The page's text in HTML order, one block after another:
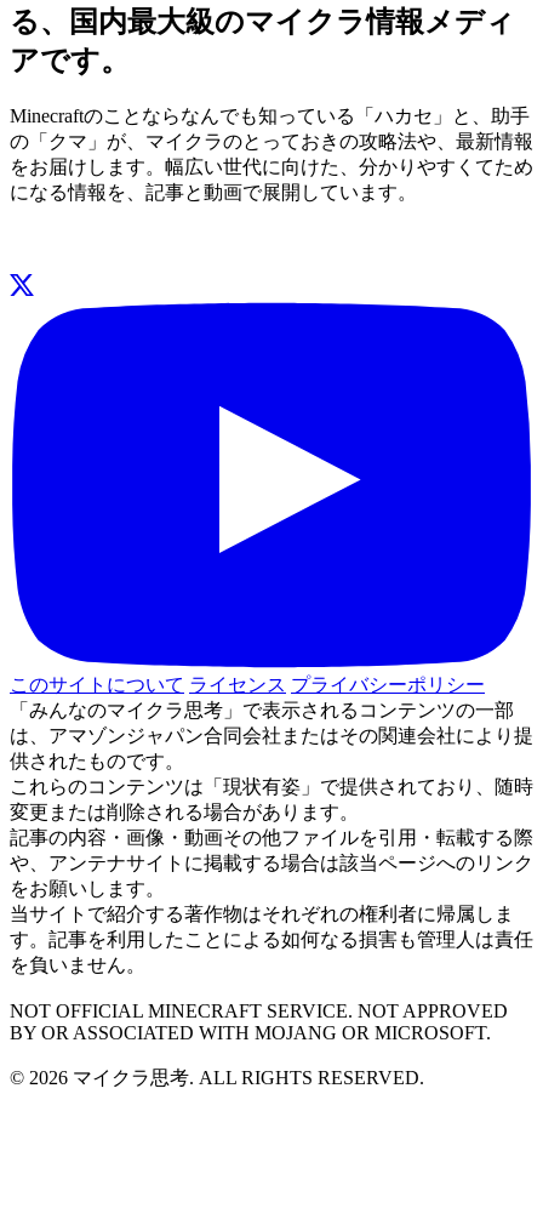
る、国内最大級のマイクラ情報メディ
アです。
Minecraftのことならなんでも知っている「ハカセ」と、助手
の「クマ」が、マイクラのとっておきの攻略法や、最新情報
をお届けします。幅広い世代に向けた、分かりやすくてため
になる情報を、記事と動画で展開しています。
このサイトについて ライセンス プライバシーポリシー
「みんなのマイクラ思考」で表示されるコンテンツの一部
は、アマゾンジャパン合同会社またはその関連会社により提
供されたものです。
これらのコンテンツは「現状有姿」で提供されており、随時
変更または削除される場合があります。
記事の内容・画像・動画その他ファイルを引用・転載する際
や、アンテナサイトに掲載する場合は該当ページへのリンク
をお願いします。
当サイトで紹介する著作物はそれぞれの権利者に帰属しま
す。記事を利用したことによる如何なる損害も管理人は責任
を負いません。
NOT OFFICIAL MINECRAFT SERVICE. NOT APPROVED
BY OR ASSOCIATED WITH MOJANG OR MICROSOFT.
© 2026 マイクラ思考. ALL RIGHTS RESERVED.